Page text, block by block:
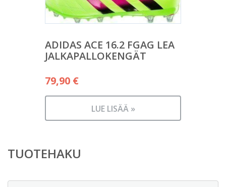
ADIDAS ACE 16.2 FGAG LEA
JALKAPALLOKENGÄT
79,90 €
LUE LISÄÄ »
TUOTEHAKU